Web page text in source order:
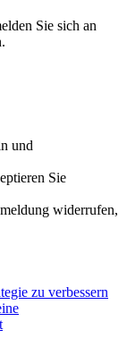
Sie sich an
und
Sie
widerrufen,
zu verbessern